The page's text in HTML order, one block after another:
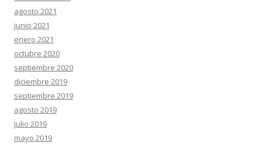
agosto 2021
junio 2021
enero 2021
octubre 2020
septiembre 2020
diciembre 2019
septiembre 2019
agosto 2019
julio 2019
mayo 2019